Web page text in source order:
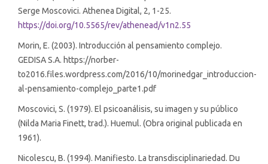
Serge Moscovici. Athenea Digital, 2, 1-25.
https://doi.org/10.5565/rev/athenead/v1n2.55
Morin, E. (2003). Introducción al pensamiento complejo.
GEDISA S.A. https://norber-
to2016.files.wordpress.com/2016/10/morinedgar_introduccion-
al-pensamiento-complejo_parte1.pdf
Moscovici, S. (1979). El psicoanálisis, su imagen y su público
(Nilda Maria Finett, trad.). Huemul. (Obra original publicada en
1961).
Nicolescu, B. (1994). Manifiesto. La transdisciplinariedad. Du